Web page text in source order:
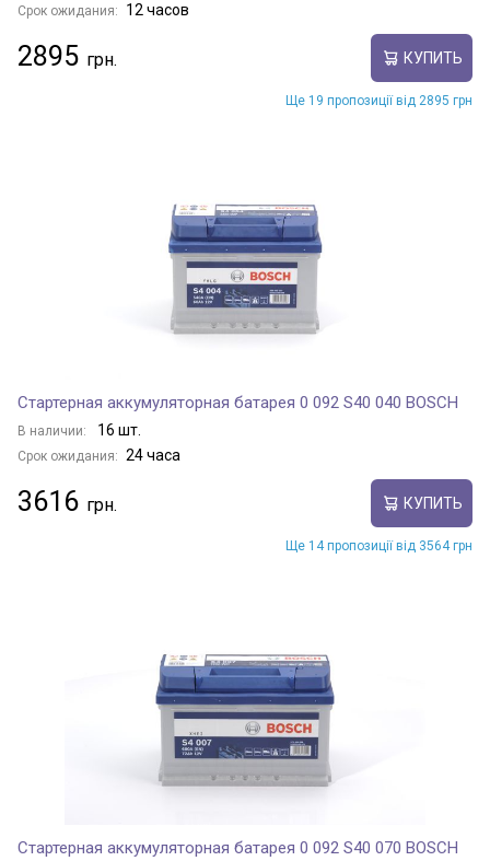
Срок ожидания: 12 часов
2895 КУПИТЬ
Ще 19 пропозиції від 2895 грн
Стартерная аккумуляторная батарея 0 092 S40 040 BOSCH
В наличии: 16 шт.
Срок ожидания: 24 часа
3616 КУПИТЬ
Ще 14 пропозиції від 3564 грн
Стартерная аккумуляторная батарея 0 092 S40 070 BOSCH